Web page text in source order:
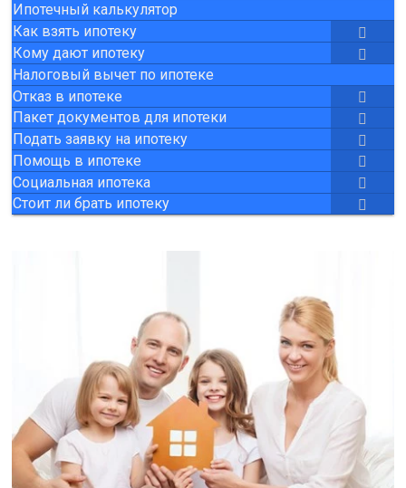
Ипотечный калькулятор
Как взять ипотеку
Кому дают ипотеку
Налоговый вычет по ипотеке
Отказ в ипотеке
Пакет документов для ипотеки
Подать заявку на ипотеку
Помощь в ипотеке
Социальная ипотека
Стоит ли брать ипотеку